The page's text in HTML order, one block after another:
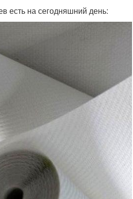
есть на сегодняшний день: